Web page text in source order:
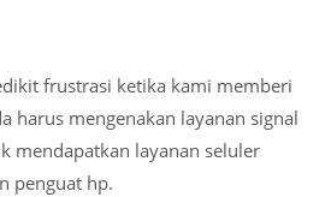
frustrasi ketika kami memberi
harus mengenakan layanan signal
mendapatkan layanan seluler
penguat hp.